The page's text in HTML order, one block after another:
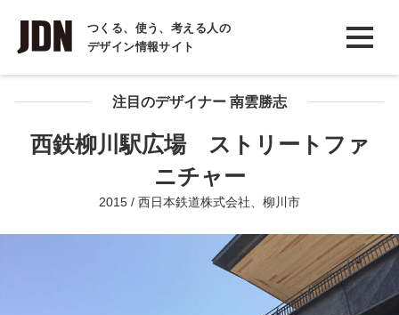
つくる、使う、考える人の
デザイン情報サイト
INTERVIEW
インタビュー
REPORT注目のデザイナー 南雲勝志
西鉄柳川駅広場 ストリートファ
ニチャー
2015 / 西日本鉄道株式会社、柳川市